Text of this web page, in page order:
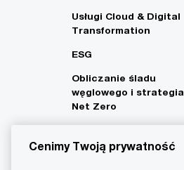
Usługi Cloud & Digital
Transformation
ESG
Obliczanie śladu
węglowego i strategia
Net Zero
Cenimy Twoją prywatność